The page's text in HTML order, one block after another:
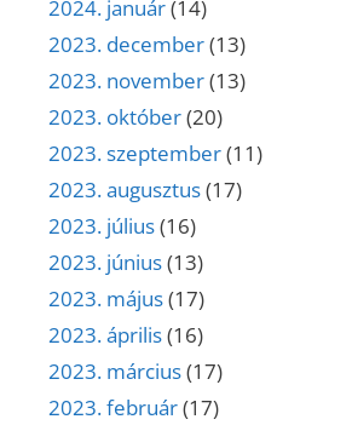
2024. január(14)
2023. december(13)
2023. november(13)
2023. október(20)
2023. szeptember(11)
2023. augusztus(17)
2023. július(16)
2023. június(13)
2023. május(17)
2023. április(16)
2023. március(17)
2023. február(17)